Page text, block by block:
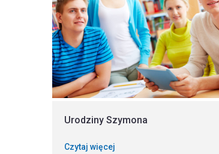
Urodziny Szymona
Czytaj więcej